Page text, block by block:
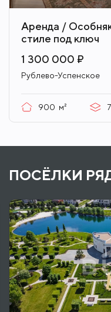
Аренда /
стиле под ключ
1 300 000 ₽
Рублево-Успенское
900 м²
ПОСЁЛКИ